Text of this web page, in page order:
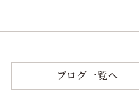
ブログ一覧へ